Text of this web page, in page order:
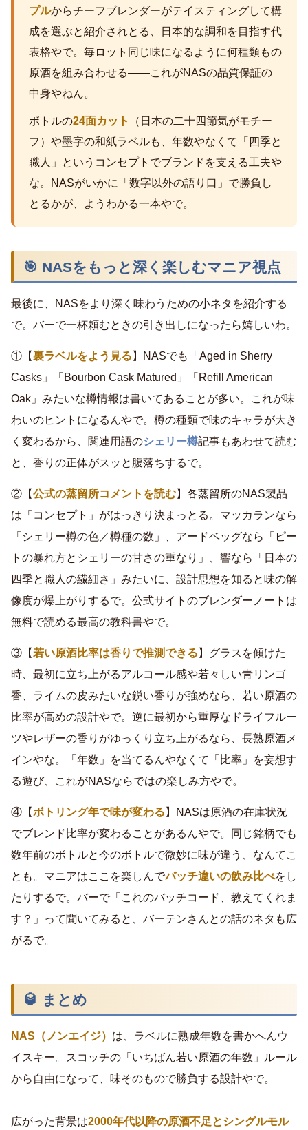
プルからチーフブレンダーがテイスティングして構
成を選ぶと紹介されとる、日本的な調和を目指す代
表格やで。毎ロット同じ味になるように何種類もの
原酒を組み合わせる――これがNASの品質保証の
中身やねん。
ボトルの24面カット
（日本の二十四節気がモチー
フ）や墨字の和紙ラベルも、年数やなくて「四季と
職人」というコンセプトでブランドを支える工夫や
な。NASがいかに「数字以外の語り口」で勝負し
とるかが、ようわかる一本やで。
🎯 NASをもっと深く楽しむマニア視点
最後に、NASをより深く味わうための小ネタを紹介する
で。バーで一杯頼むときの引き出しになったら嬉しいわ。
①【裏ラベルをよう見る 】NASでも「Aged in Sherry
Casks」「Bourbon Cask Matured」「Refill American
Oak」みたいな樽情報は書いてあることが多い。これが味
わいのヒントになるんやで。樽の種類で味のキャラが大き
く変わるから、関連用語のシェリー樽記事もあわせて読む
と、香りの正体がスッと腹落ちするで。
②【公式の蒸留所コメントを読む】各蒸留所のNAS製品
は「コンセプト」がはっきり決まっとる。マッカランなら
「シェリー樽の色／樽種の数」、アードベッグなら「ピー
トの暴れ方とシェリーの甘さの重なり」、響なら「日本の
四季と職人の繊細さ」みたいに、設計思想を知ると味の解
像度が爆上がりするで。公式サイトのブレンダーノートは
無料で読める最高の教科書やで。
③【若い原酒比率は香りで推測できる 】グラスを傾けた
時、最初に立ち上がるアルコール感や若々しい青リンゴ
香、ライムの皮みたいな鋭い香りが強めなら、若い原酒の
比率が高めの設計やで。逆に最初から重厚なドライフルー
ツやレザーの香りがゆっくり立ち上がるなら、長熟原酒メ
インやな。「年数」を当てるんやなくて「比率」を妄想す
る遊び、これがNASならではの楽しみ方やで。
④【ボトリング年で味が変わる 】NASは原酒の在庫状況
でブレンド比率が変わることがあるんやで。同じ銘柄でも
数年前のボトルと今のボトルで微妙に味が違う、なんてこ
とも。マニアはここを楽しんでバッチ違いの飲み比べをし
たりするで。バーで「これのバッチコード、教えてくれま
す？」って聞いてみると、バーテンさんとの話のネタも広
がるで。
🥃 まとめ
NAS（ノンエイジ） は、ラベルに熟成年数を書かへんウ
イスキー。スコッチの「いちばん若い原酒の年数」ルール
から自由になって、味そのもので勝負する設計やで。
広がった背景は2000年代以降の原酒不足とシングルモル